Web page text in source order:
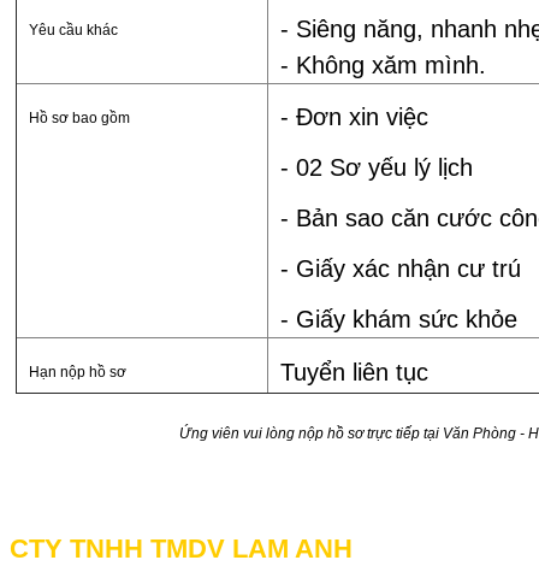
Yêu cầu khác
- Siêng năng, nhanh
- Không xăm mình.
Hồ sơ bao gồm
- Đơn xin việc
- 02 Sơ yếu lý lịch
- Bản sao căn cước
- Giấy xác nhận cư trú
- Giấy khám sức khỏe
Hạn nộp hồ sơ Tuyển liên tục
Ứng viên vui lòng nộp hồ sơ trực tiếp tại Văn Phòng -
CTY TNHH TMDV LAM ANH